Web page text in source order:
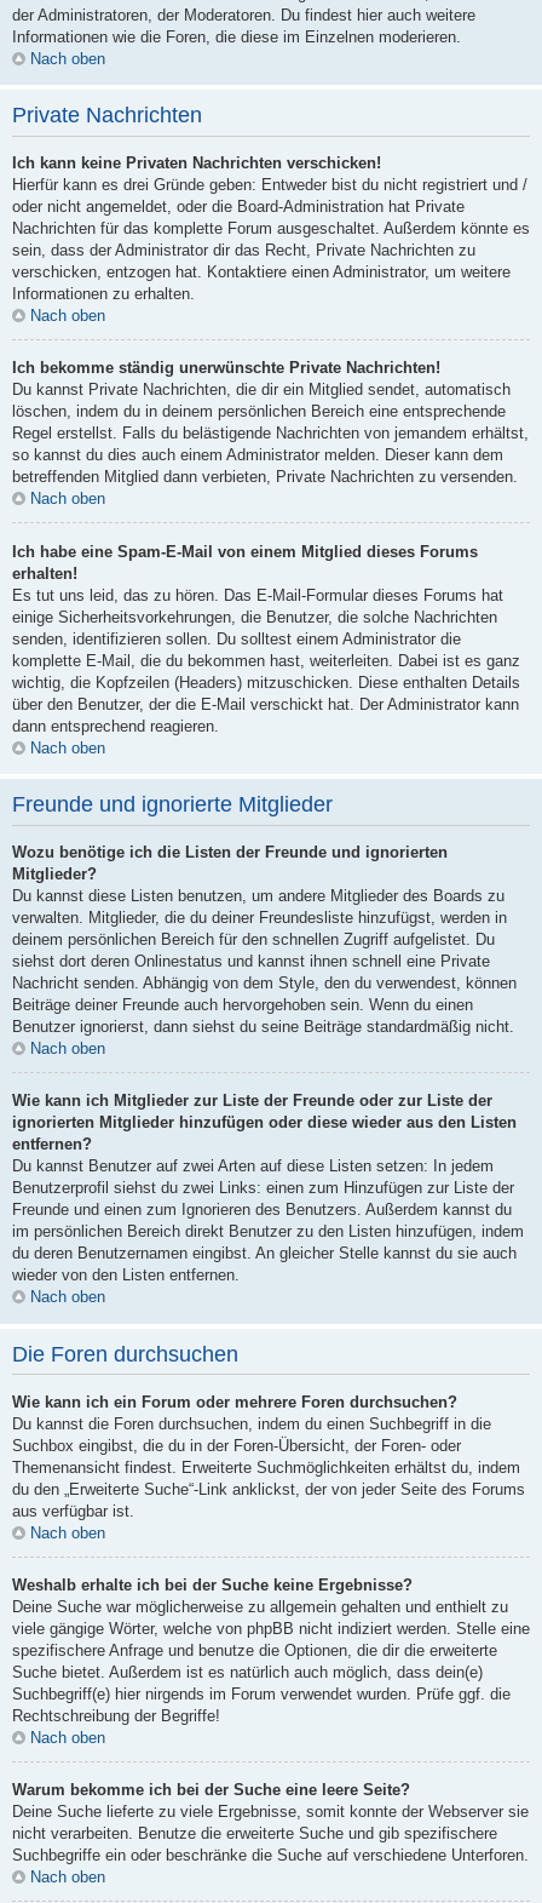
der Administratoren, der Moderatoren. Du findest hier auch weitere
Informationen wie die Foren, die diese im Einzelnen moderieren.
Nach oben
Private Nachrichten
Ich kann keine Privaten Nachrichten verschicken!
Hierfür kann es drei Gründe geben: Entweder bist du nicht registriert und /
oder nicht angemeldet, oder die Board-Administration hat Private
Nachrichten für das komplette Forum ausgeschaltet. Außerdem könnte es
sein, dass der Administrator dir das Recht, Private Nachrichten zu
verschicken, entzogen hat. Kontaktiere einen Administrator, um weitere
Informationen zu erhalten.
Nach oben
Ich bekomme ständig unerwünschte Private Nachrichten!
Du kannst Private Nachrichten, die dir ein Mitglied sendet, automatisch
löschen, indem du in deinem persönlichen Bereich eine entsprechende
Regel erstellst. Falls du belästigende Nachrichten von jemandem erhältst,
so kannst du dies auch einem Administrator melden. Dieser kann dem
betreffenden Mitglied dann verbieten, Private Nachrichten zu versenden.
Nach oben
Ich habe eine Spam-E-Mail von einem Mitglied dieses Forums
erhalten!
Es tut uns leid, das zu hören. Das E-Mail-Formular dieses Forums hat
einige Sicherheitsvorkehrungen, die Benutzer, die solche Nachrichten
senden, identifizieren sollen. Du solltest einem Administrator die
komplette E-Mail, die du bekommen hast, weiterleiten. Dabei ist es ganz
wichtig, die Kopfzeilen (Headers) mitzuschicken. Diese enthalten Details
über den Benutzer, der die E-Mail verschickt hat. Der Administrator kann
dann entsprechend reagieren.
Nach oben
Freunde und ignorierte Mitglieder
Wozu benötige ich die Listen der Freunde und ignorierten
Mitglieder?
Du kannst diese Listen benutzen, um andere Mitglieder des Boards zu
verwalten. Mitglieder, die du deiner Freundesliste hinzufügst, werden in
deinem persönlichen Bereich für den schnellen Zugriff aufgelistet. Du
siehst dort deren Onlinestatus und kannst ihnen schnell eine Private
Nachricht senden. Abhängig von dem Style, den du verwendest, können
Beiträge deiner Freunde auch hervorgehoben sein. Wenn du einen
Benutzer ignorierst, dann siehst du seine Beiträge standardmäßig nicht.
Nach oben
Wie kann ich Mitglieder zur Liste der Freunde oder zur Liste der
ignorierten Mitglieder hinzufügen oder diese wieder aus den Listen
entfernen?
Du kannst Benutzer auf zwei Arten auf diese Listen setzen: In jedem
Benutzerprofil siehst du zwei Links: einen zum Hinzufügen zur Liste der
Freunde und einen zum Ignorieren des Benutzers. Außerdem kannst du
im persönlichen Bereich direkt Benutzer zu den Listen hinzufügen, indem
du deren Benutzernamen eingibst. An gleicher Stelle kannst du sie auch
wieder von den Listen entfernen.
Nach oben
Die Foren durchsuchen
Wie kann ich ein Forum oder mehrere Foren durchsuchen?
Du kannst die Foren durchsuchen, indem du einen Suchbegriff in die
Suchbox eingibst, die du in der Foren-Übersicht, der Foren- oder
Themenansicht findest. Erweiterte Suchmöglichkeiten erhältst du, indem
du den „Erweiterte Suche“-Link anklickst, der von jeder Seite des Forums
aus verfügbar ist.
Nach oben
Weshalb erhalte ich bei der Suche keine Ergebnisse?
Deine Suche war möglicherweise zu allgemein gehalten und enthielt zu
viele gängige Wörter, welche von phpBB nicht indiziert werden. Stelle eine
spezifischere Anfrage und benutze die Optionen, die dir die erweiterte
Suche bietet. Außerdem ist es natürlich auch möglich, dass dein(e)
Suchbegriff(e) hier nirgends im Forum verwendet wurden. Prüfe ggf. die
Rechtschreibung der Begriffe!
Nach oben
Warum bekomme ich bei der Suche eine leere Seite?
Deine Suche lieferte zu viele Ergebnisse, somit konnte der Webserver sie
nicht verarbeiten. Benutze die erweiterte Suche und gib spezifischere
Suchbegriffe ein oder beschränke die Suche auf verschiedene Unterforen.
Nach oben